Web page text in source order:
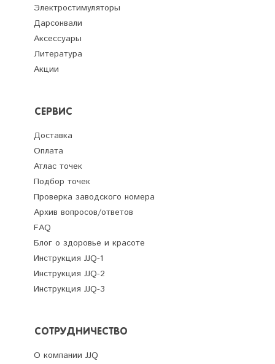
Электростимуляторы
Дарсонвали
Аксессуары
Литература
Акции
СЕРВИС
Доставка
Оплата
Атлас точек
Подбор точек
Проверка заводского номера
Архив вопросов/ответов
FAQ
Блог о здоровье и красоте
Инструкция JJQ-1
Инструкция JJQ-2
Инструкция JJQ-3
СОТРУДНИЧЕСТВО
О компании JJQ